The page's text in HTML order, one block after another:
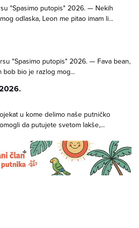
"Spasimo putopis" 2026. — Nekih
odlaska, Leon me pitao imam li...
"Spasimo putopis" 2026. — Fava bean,
bob bio je razlog mog...
u kome delimo naše putničko
da putujete svetom lakše,...